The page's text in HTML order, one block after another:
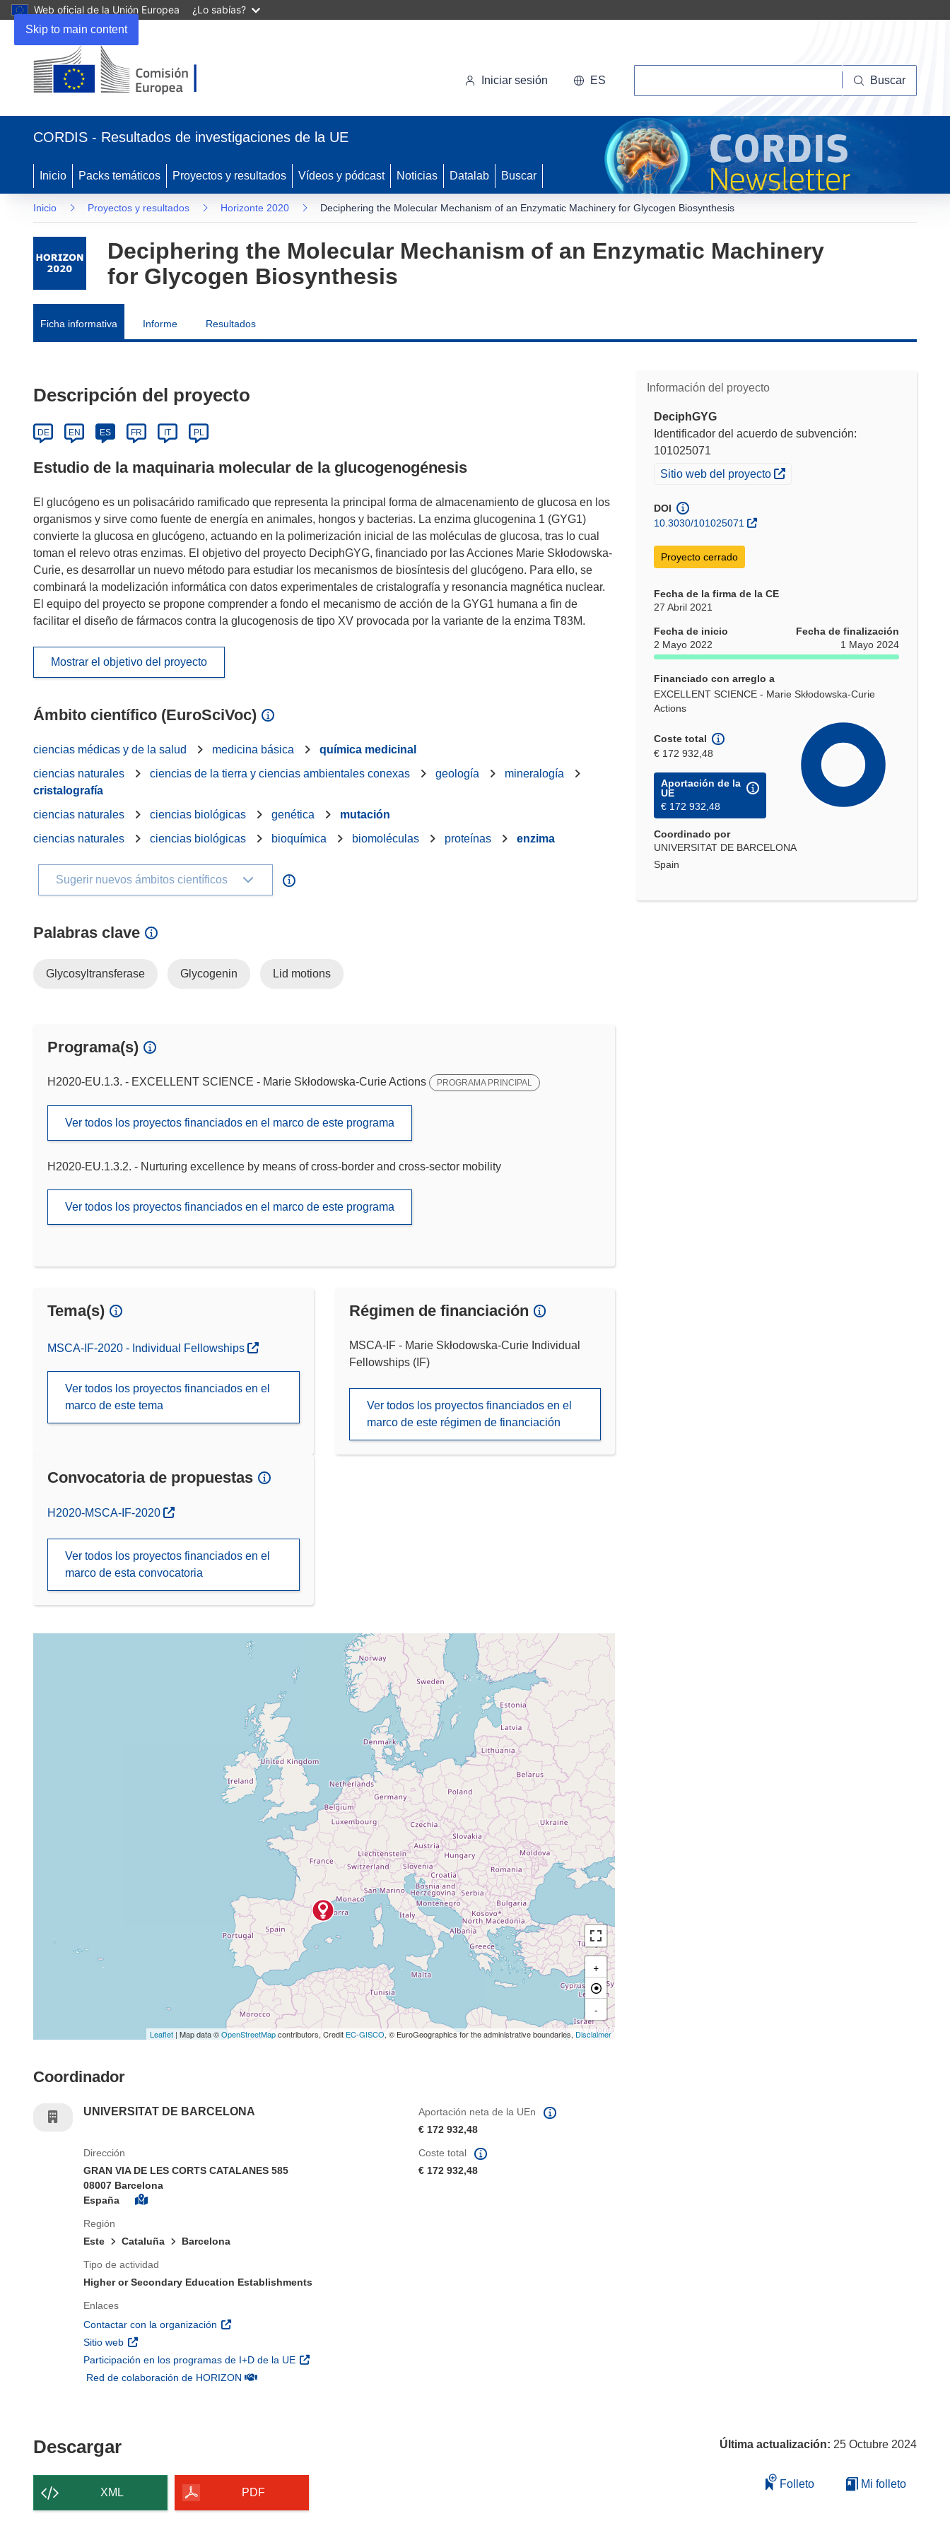
Skip to main content
Web oficial de la Unión Europea ¿Lo sabías?
Iniciar sesión ES Buscar
CORDIS - Resultados de investigaciones de la UE
Inicio Packs temáticos Proyectos y resultados Vídeos y pódcast Noticias Datalab Buscar
Inicio Proyectos y resultados Horizonte 2020 Deciphering the Molecular Mechanism of an Enzymatic Machinery for Glycogen Biosynthesis
Deciphering the Molecular Mechanism of an Enzymatic Machinery
for Glycogen Biosynthesis
Ficha informativa Informe Resultados
Información del proyecto
DeciphGYG
Identificador del acuerdo de subvención:
101025071
(se abrirá en una nueva ventana)
Sitio web del proyecto
DOI
10.3030/101025071
Proyecto cerrado
Fecha de la firma de la CE
27 Abril 2021
Fecha de inicio
2 Mayo 2022
Fecha de finalización
1 Mayo 2024
Financiado con arreglo a
EXCELLENT SCIENCE - Marie Skłodowska-Curie
Actions
Coste total
€ 172 932,48
Aportación de la
UE
€ 172 932,48
Coordinado por
UNIVERSITAT DE BARCELONA
Spain
Descripción del proyecto
DE EN ES FR IT PL
Estudio de la maquinaria molecular de la glucogenogénesis
El glucógeno es un polisacárido ramificado que representa la principal forma de almacenamiento de glucosa en los
organismos y sirve como fuente de energía en animales, hongos y bacterias. La enzima glucogenina 1 (GYG1)
convierte la glucosa en glucógeno, actuando en la polimerización inicial de las moléculas de glucosa, tras lo cual
toman el relevo otras enzimas. El objetivo del proyecto DeciphGYG, financiado por las Acciones Marie Skłodowska-
Curie, es desarrollar un nuevo método para estudiar los mecanismos de biosíntesis del glucógeno. Para ello, se
combinará la modelización informática con datos experimentales de cristalografía y resonancia magnética nuclear.
El equipo del proyecto se propone comprender a fondo el mecanismo de acción de la GYG1 humana a fin de
facilitar el diseño de fármacos contra la glucogenosis de tipo XV provocada por la variante de la enzima T83M.
Mostrar el objetivo del proyecto
Ámbito científico (EuroSciVoc)
ciencias médicas y de la salud medicina básica
química medicinal
ciencias naturales
ciencias de la tierra y ciencias ambientales conexas geología
mineralogía
cristalografía
ciencias naturales
ciencias biológicas genética
mutación
ciencias naturales
ciencias biológicas bioquímica biomoléculas proteínas enzima
Sugerir nuevos ámbitos científicos
Palabras clave
Glycosyltransferase Glycogenin Lid motions
Programa(s)
H2020-EU.1.3. - EXCELLENT SCIENCE - Marie Skłodowska-Curie Actions PROGRAMA PRINCIPAL
Ver todos los proyectos financiados en el marco de este programa
H2020-EU.1.3.2. - Nurturing excellence by means of cross-border and cross-sector mobility
Ver todos los proyectos financiados en el marco de este programa
Tema(s)
MSCA-IF-2020 - Individual Fellowships
Ver todos los proyectos financiados en el
marco de este tema
Régimen de financiación
MSCA-IF - Marie Skłodowska-Curie Individual
Fellowships (IF)
Ver todos los proyectos financiados en el
marco de este régimen de financiación
Convocatoria de propuestas
(se abrirá en una nueva ventana)
H2020-MSCA-IF-2020
Ver todos los proyectos financiados en el
marco de esta convocatoria
+
-
Leaflet | Map data ©OpenStreetMapcontributors, Credit EC-GISCO, © EuroGeographics for the administrative boundaries, Disclaimer
Coordinador
UNIVERSITAT DE BARCELONA
Aportación neta de la UEn
€ 172 932,48
Dirección
GRAN VIA DE LES CORTS CATALANES 585
08007 Barcelona
España
Región
Este
Cataluña Barcelona
Tipo de actividad
Higher or Secondary Education Establishments
Enlaces
Contactar con la organización (se abrirá en una nueva ventana)
Sitio web (se abrirá en una nueva ventana)
Participación en los programas de I+D de la UE (se abrirá en una nueva ventana)
Red de colaboración de HORIZON(se abrirá en una nueva ventana)
Coste total
€ 172 932,48
DescargarDescargar el contenido de la página
XML PDF
Última actualización: 25 Octubre 2024
Folleto Mi folleto